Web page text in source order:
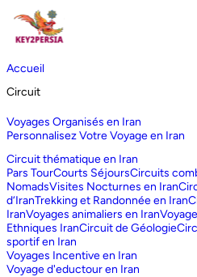
Accueil
Circuit
Voyages Organisés en Iran
Personnalisez Votre Voyage en Iran
Circuit thématique en Iran
Pars TourCourts SéjoursCircuits
NomadsVisites Nocturnes en Iran
d‘IranTrekking et Randonnée en Iran
IranVoyages animaliers en Iran
Ethniques IranCircuit de Géologie
sportif en Iran
Voyages Incentive en Iran
Voyage d'eductour en Iran